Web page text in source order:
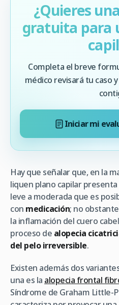
¿Quieres
gratuita para
Completa el breve
médico revisará tu caso
Iniciar mi
Hay que señalar que, en la
liquen plano capilar
leve a moderada que es
con medicación; no
la inflamación del cuero
proceso de alopecia
del pelo irreversible.
Existen además dos
una es la alopecia frontal
Síndrome de Graham Little-